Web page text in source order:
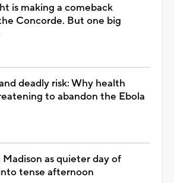
is making a comeback
Concorde. But one big
deadly risk: Why health
to abandon the Ebola
as quieter day of
tense afternoon